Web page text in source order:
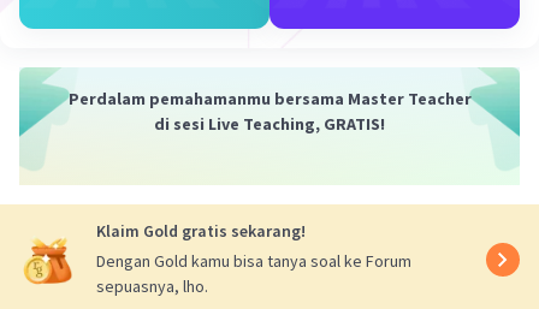
Dengan demikian jawabannya adalah, Tiga pendapat
intgralistik, sedangkan Sukarno menekankan pada
nasionalisme.
Beri Rating·0.0(0) Balas
Perdalam pemahamanmu bersama Master Teacher
di sesi Live Teaching, GRATIS!
Klaim Gold gratis sekarang!
Dengan Gold kamu bisa tanya soal ke Forum
sepuasnya, lho.